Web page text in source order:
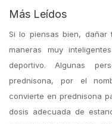
Más Leídos
Si lo piensas bien,
maneras muy
deportivo. Algunas
prednisona, por el
convierte en prednisona
dosis adecuada de